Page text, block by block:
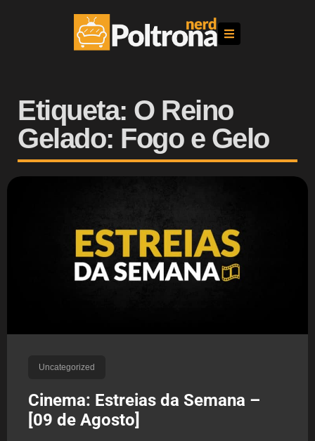
Etiqueta: O Reino
Gelado: Fogo e Gelo
Uncategorized
Cinema: Estreias da Semana –
[09 de Agosto]